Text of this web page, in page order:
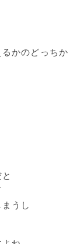
かのどっちか
うし